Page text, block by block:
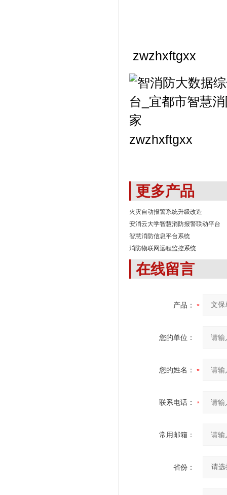
zwzhxftgxx
zwzhxftgxx
更多产品
火灾自动报警系统升级改造
安消云大学智慧消防报警联动平台
智慧消防信息平台系统
消防物联网远程监控系统
在线留言
产品：
您的单位：
您的姓名：
联系电话：
常用邮箱：
省份：